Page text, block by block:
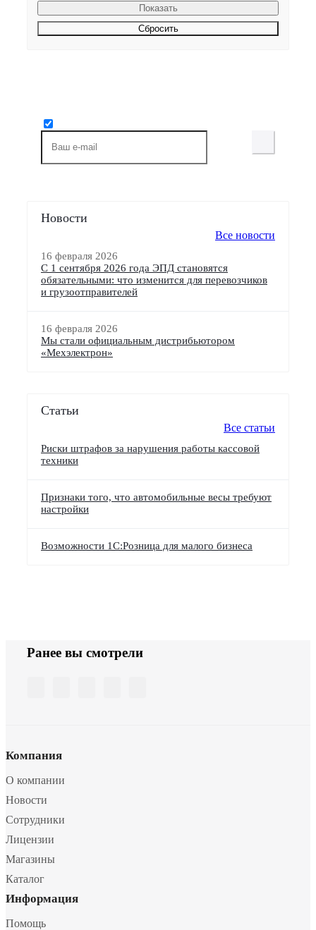
Сбросить
Новости
Все новости
16 февраля 2026
С 1 сентября 2026 года ЭПД становятся
обязательными: что изменится для перевозчиков
и грузоотправителей
16 февраля 2026
Мы стали официальным дистрибьютором
«Мехэлектрон»
Статьи
Все статьи
Риски штрафов за нарушения работы кассовой
техники
Признаки того, что автомобильные весы требуют
настройки
Возможности 1С:Розница для малого бизнеса
Ранее вы смотрели
Компания
О компании
Новости
Сотрудники
Лицензии
Магазины
Каталог
Информация
Помощь